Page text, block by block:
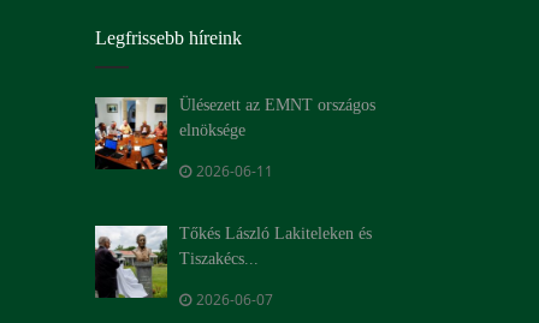
Legfrissebb híreink
Ülésezett az EMNT országos
elnöksége
2026-06-11
Tőkés László Lakiteleken és
Tiszakécs...
2026-06-07